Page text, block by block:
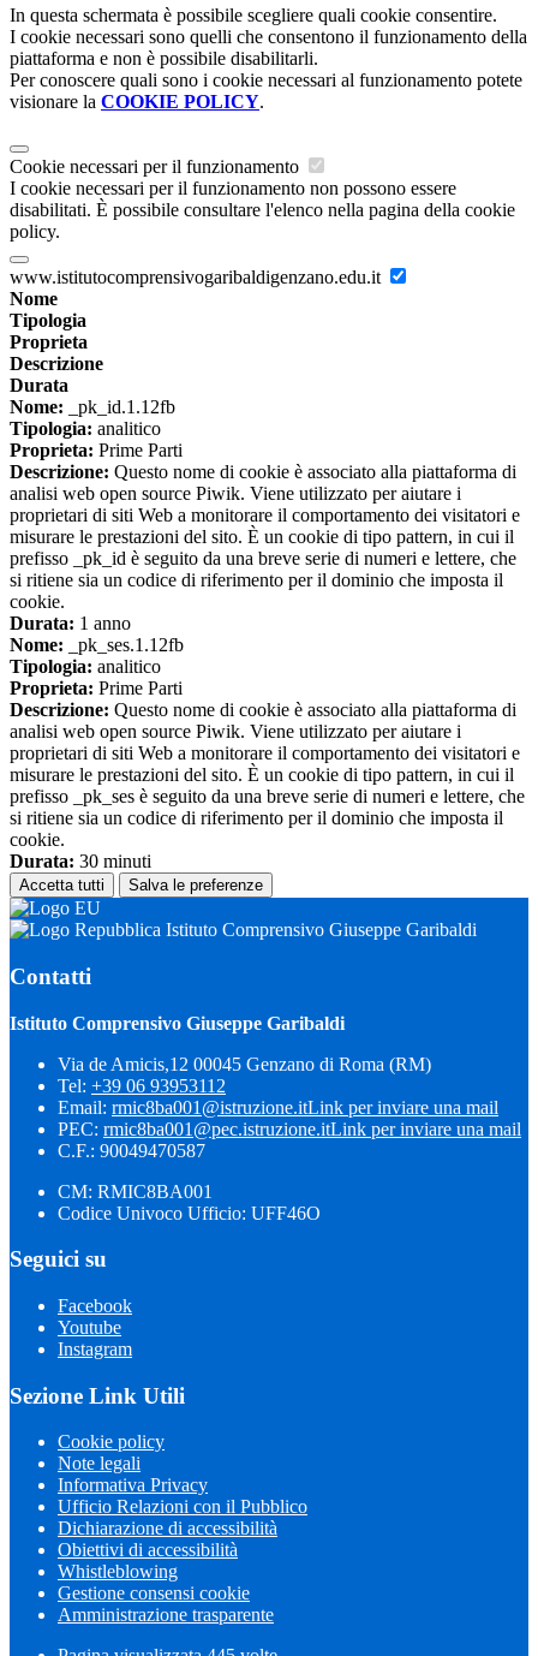
In questa schermata è possibile scegliere quali cookie consentire.
I cookie necessari sono quelli che consentono il funzionamento della
piattaforma e non è possibile disabilitarli.
Per conoscere quali sono i cookie necessari al funzionamento potete
visionare la COOKIE POLICY.
Cookie necessari per il funzionamento
I cookie necessari per il funzionamento non possono essere
disabilitati. È possibile consultare l'elenco nella pagina della cookie
policy.
www.istitutocomprensivogaribaldigenzano.edu.it
Nome
Tipologia
Proprieta
Descrizione
Durata
Nome: _pk_id.1.12fb
Tipologia: analitico
Proprieta: Prime Parti
Descrizione: Questo nome di cookie è associato alla piattaforma di
analisi web open source Piwik. Viene utilizzato per aiutare i
proprietari di siti Web a monitorare il comportamento dei visitatori e
misurare le prestazioni del sito. È un cookie di tipo pattern, in cui il
prefisso _pk_id è seguito da una breve serie di numeri e lettere, che
si ritiene sia un codice di riferimento per il dominio che imposta il
cookie.
Durata: 1 anno
Nome: _pk_ses.1.12fb
Tipologia: analitico
Proprieta: Prime Parti
Descrizione: Questo nome di cookie è associato alla piattaforma di
analisi web open source Piwik. Viene utilizzato per aiutare i
proprietari di siti Web a monitorare il comportamento dei visitatori e
misurare le prestazioni del sito. È un cookie di tipo pattern, in cui il
prefisso _pk_ses è seguito da una breve serie di numeri e lettere, che
si ritiene sia un codice di riferimento per il dominio che imposta il
cookie.
Durata: 30 minuti
Accetta tutti Salva le preferenze
Istituto Comprensivo Giuseppe Garibaldi
Contatti
Istituto Comprensivo Giuseppe Garibaldi
Via de Amicis,12 00045 Genzano di Roma (RM)
Tel: +39 06 93953112
Email: rmic8ba001@istruzione.itLink per inviare una mail
PEC: rmic8ba001@pec.istruzione.itLink per inviare una mail
C.F.: 90049470587
CM: RMIC8BA001
Codice Univoco Ufficio: UFF46O
Seguici su
Facebook
Youtube
Instagram
Sezione Link Utili
Cookie policy
Note legali
Informativa Privacy
Ufficio Relazioni con il Pubblico
Dichiarazione di accessibilità
Obiettivi di accessibilità
Whistleblowing
Gestione consensi cookie
Amministrazione trasparente